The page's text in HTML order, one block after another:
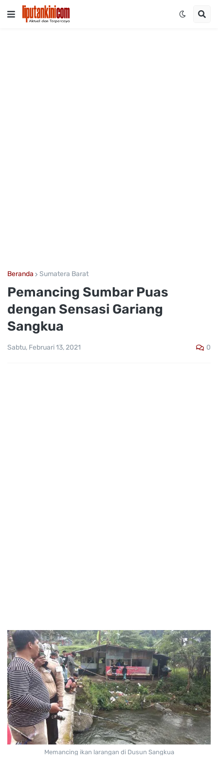
Beranda Sumatera Barat
Pemancing Sumbar Puas
dengan Sensasi Gariang
Sangkua
Sabtu, Februari 13, 2021 0
Memancing ikan larangan di Dusun Sangkua